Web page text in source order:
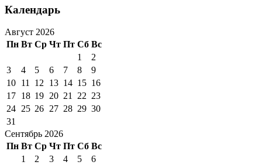
Календарь
Август 2026
Пн Вт Ср Чт Пт Сб Вс
1
2
3
4 5 6 7 8
9
10 11 12 13 14 15 16
17 18 19 20 21 22 23
24 25 26 27 28 29 30
31
Сентябрь 2026
Пн Вт Ср Чт Пт Сб Вс
1
2 3 4 5
6